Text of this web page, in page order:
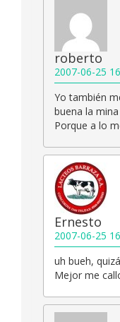
roberto
2007-06-25
Yo también
buena la
Porque a lo
Ernesto
2007-06-25
uh bueh,
Mejor me